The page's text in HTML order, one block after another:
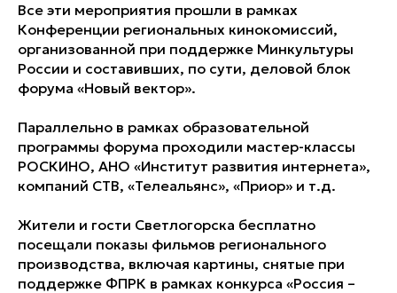
Все эти мероприятия прошли в рамках
Конференции региональных кинокомиссий,
организованной при поддержке Минкультуры
России и составивших, по сути, деловой блок
форума «Новый вектор».
Параллельно в рамках образовательной
программы форума проходили мастер-классы
РОСКИНО, АНО «Институт развития интернета»,
компаний СТВ, «Телеальянс», «Приор» и т.д.
Жители и гости Светлогорска бесплатно
посещали показы фильмов регионального
производства, включая картины, снятые при
поддержке ФПРК в рамках конкурса «Россия –